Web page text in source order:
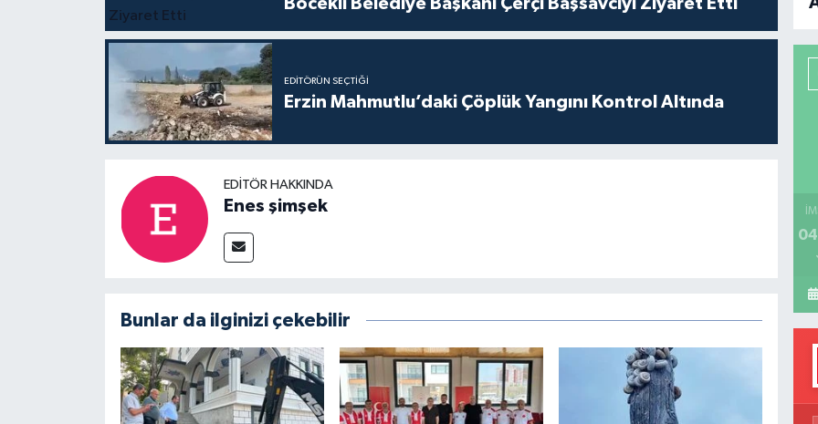
Böcekli Belediye Başkanı Çerçi Başsavcıyı Ziyaret Etti
EDITÖRÜN SEÇTIĞI
Erzin Mahmutlu’daki Çöplük Yangını Kontrol Altında
EDITÖR HAKKINDA
Enes şimşek
Bunlar da ilginizi çekebilir